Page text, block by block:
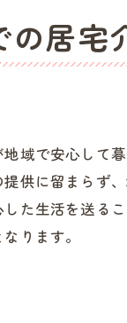
映したサービ
地域の役割
える人々ホー
になる魅力と
がもたらす安心
居宅
域で安心して
供に留まら
た生活を送る
ります。